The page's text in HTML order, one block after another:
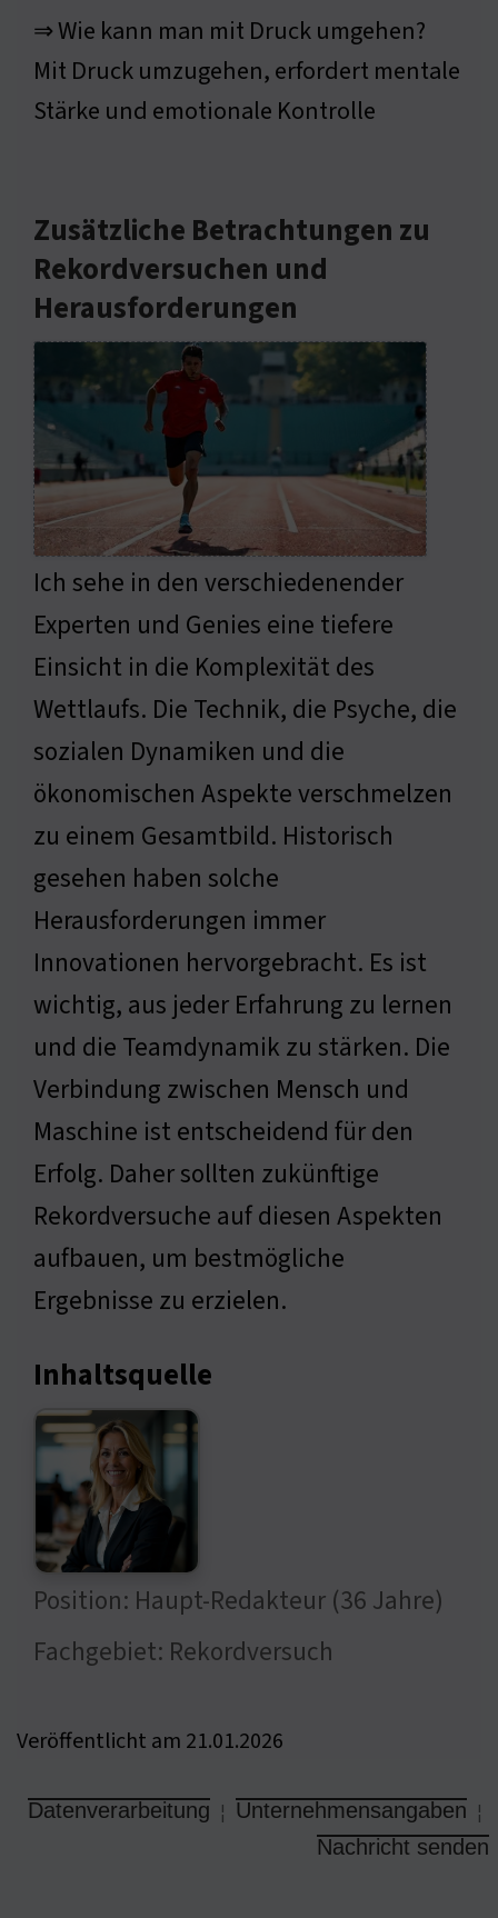
⇒ Wie kann man mit Druck umgehen?
Mit Druck umzugehen, erfordert mentale
Stärke und emotionale Kontrolle
Zusätzliche Betrachtungen zu
Rekordversuchen und
Herausforderungen
Ich sehe in den verschiedenender
Experten und Genies eine tiefere
Einsicht in die Komplexität des
Wettlaufs. Die Technik, die Psyche, die
sozialen Dynamiken und die
ökonomischen Aspekte verschmelzen
zu einem Gesamtbild. Historisch
gesehen haben solche
Herausforderungen immer
Innovationen hervorgebracht. Es ist
wichtig, aus jeder Erfahrung zu lernen
und die Teamdynamik zu stärken. Die
Verbindung zwischen Mensch und
Maschine ist entscheidend für den
Erfolg. Daher sollten zukünftige
Rekordversuche auf diesen Aspekten
aufbauen, um bestmögliche
Ergebnisse zu erzielen.
Inhaltsquelle
Position: Haupt-Redakteur (36 Jahre)
Fachgebiet: Rekordversuch
Veröffentlicht am 21.01.2026
Datenverarbeitung ¦ Unternehmensangaben ¦
Nachricht senden